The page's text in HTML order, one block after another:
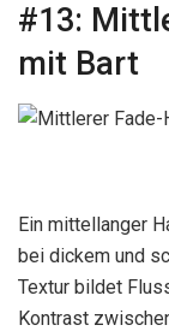
#13:
mit Bart
Ein mittellanger
bei dickem und
Textur bildet
Kontrast